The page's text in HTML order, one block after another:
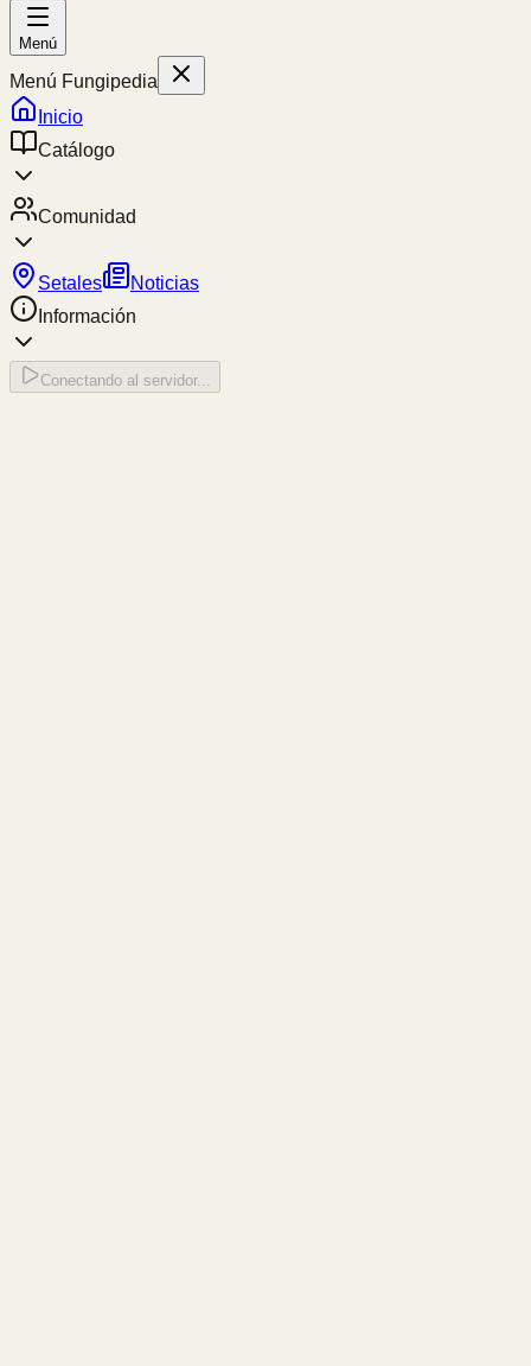
Menú
Menú Fungipedia
Inicio
Catálogo
Comunidad
Setales
Noticias
Información
Conectando al servidor...